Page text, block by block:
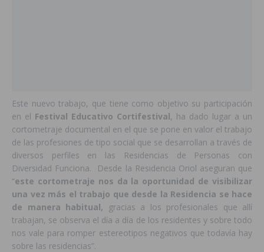
Este nuevo trabajo, que tiene como objetivo su participación
en el Festival Educativo Cortifestival, ha dado lugar a un
cortometraje documental en el que se pone en valor el trabajo
de las profesiones de tipo social que se desarrollan a través de
diversos perfiles en las Residencias de Personas con
Diversidad Funciona. Desde la Residencia Oriol aseguran que
“este cortometraje nos da la oportunidad de visibilizar
una vez más el trabajo que desde la Residencia se hace
de manera habitual, gracias a los profesionales que allí
trabajan, se observa el día a día de los residentes y sobre todo
nos vale para romper estereotipos negativos que todavía hay
sobre las residencias”.